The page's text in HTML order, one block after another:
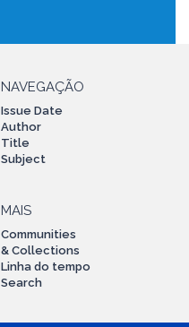
NAVEGAÇÃO
Issue Date
Author
Title
Subject
MAIS
Communities
& Collections
Linha do tempo
Search